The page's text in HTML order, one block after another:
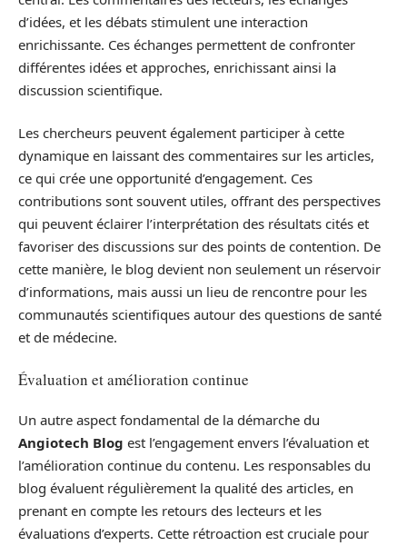
d’idées, et les débats stimulent une interaction
enrichissante. Ces échanges permettent de confronter
différentes idées et approches, enrichissant ainsi la
discussion scientifique.
Les chercheurs peuvent également participer à cette
dynamique en laissant des commentaires sur les articles,
ce qui crée une opportunité d’engagement. Ces
contributions sont souvent utiles, offrant des perspectives
qui peuvent éclairer l’interprétation des résultats cités et
favoriser des discussions sur des points de contention. De
cette manière, le blog devient non seulement un réservoir
d’informations, mais aussi un lieu de rencontre pour les
communautés scientifiques autour des questions de santé
et de médecine.
Évaluation et amélioration continue
Un autre aspect fondamental de la démarche du
Angiotech Blog est l’engagement envers l’évaluation et
l’amélioration continue du contenu. Les responsables du
blog évaluent régulièrement la qualité des articles, en
prenant en compte les retours des lecteurs et les
évaluations d’experts. Cette rétroaction est cruciale pour